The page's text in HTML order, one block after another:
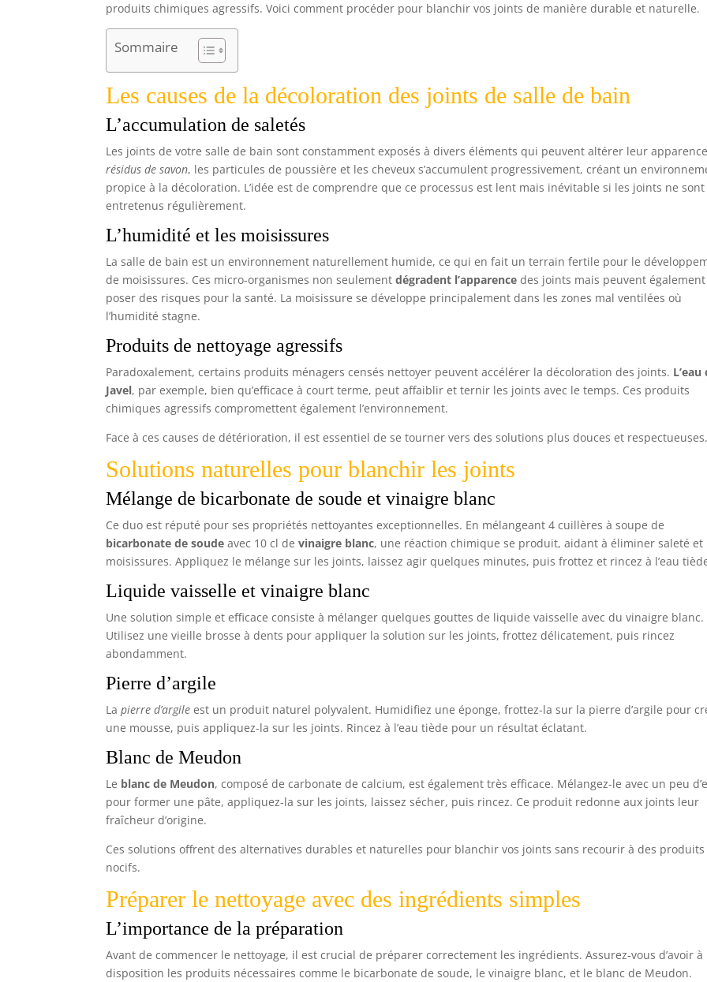
produits chimiques agressifs. Voici comment procéder pour blanchir vos joints de manière durable et naturelle.
Sommaire
Les causes de la décoloration des joints de salle de bain
L’accumulation de saletés
Les joints de votre salle de bain sont constamment exposés à divers éléments qui peuvent altérer leur
résidus de savon, les particules de poussière et les cheveux s’accumulent progressivement, créant un
propice à la décoloration. L’idée est de comprendre que ce processus est lent mais inévitable si les joints ne sont
entretenus régulièrement.
L’humidité et les moisissures
La salle de bain est un environnement naturellement humide, ce qui en fait un terrain fertile pour le
de moisissures. Ces micro-organismes non seulementdégradent l’apparence des joints mais peuvent également
poser des risques pour la santé. La moisissure se développe principalement dans les zones mal ventilées où
l’humidité stagne.
Produits de nettoyage agressifs
Paradoxalement, certains produits ménagers censés nettoyer peuvent accélérer la décoloration des joints. L’eau
Javel, par exemple, bien qu’efficace à court terme, peut affaiblir et ternir les joints avec le temps. Ces produits
chimiques agressifs compromettent également l’environnement.
Face à ces causes de détérioration, il est essentiel de se tourner vers des solutions plus douces et respectueuses.
Solutions naturelles pour blanchir les joints
Mélange de bicarbonate de soude et vinaigre blanc
Ce duo est réputé pour ses propriétés nettoyantes exceptionnelles. En mélangeant 4 cuillères à soupe de
bicarbonate de soude avec 10 cl devinaigre blanc, une réaction chimique se produit, aidant à éliminer saleté et
moisissures. Appliquez le mélange sur les joints, laissez agir quelques minutes, puis frottez et rincez à l’eau
Liquide vaisselle et vinaigre blanc
Une solution simple et efficace consiste à mélanger quelques gouttes de liquide vaisselle avec du vinaigre blanc.
Utilisez une vieille brosse à dents pour appliquer la solution sur les joints, frottez délicatement, puis rincez
abondamment.
Pierre d’argile
Lapierre d’argile est un produit naturel polyvalent. Humidifiez une éponge, frottez-la sur la pierre d’argile pour
une mousse, puis appliquez-la sur les joints. Rincez à l’eau tiède pour un résultat éclatant.
Blanc de Meudon
Le blanc de Meudon, composé de carbonate de calcium, est également très efficace. Mélangez-le avec un peu
pour former une pâte, appliquez-la sur les joints, laissez sécher, puis rincez. Ce produit redonne aux joints leur
fraîcheur d’origine.
Ces solutions offrent des alternatives durables et naturelles pour blanchir vos joints sans recourir à des produits
nocifs.
Préparer le nettoyage avec des ingrédients simples
L’importance de la préparation
Avant de commencer le nettoyage, il est crucial de préparer correctement les ingrédients. Assurez-vous d’avoir à
disposition les produits nécessaires comme le bicarbonate de soude, le vinaigre blanc, et le blanc de Meudon.